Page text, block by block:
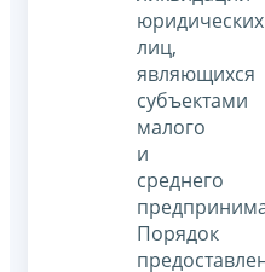
юридических
лиц,
являющихся
субъектами
малого
и
среднего
Порядок